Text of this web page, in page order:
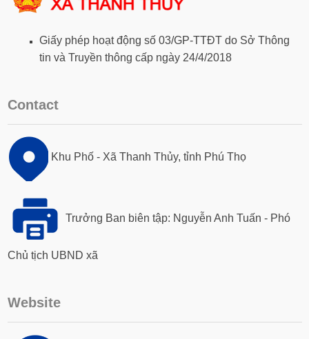
Giấy phép hoạt động số 03/GP-TTĐT do Sở Thông
tin và Truyền thông cấp ngày 24/4/2018
Contact
Khu Phố - Xã Thanh Thủy, tỉnh Phú Thọ
Trưởng Ban biên tập: Nguyễn Anh Tuấn - Phó
Chủ tịch UBND xã
Website